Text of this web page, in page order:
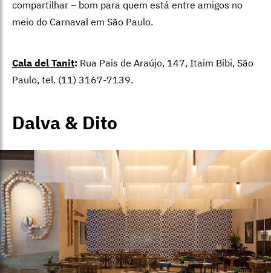
compartilhar – bom para quem está entre amigos no
meio do Carnaval em São Paulo.
Cala del Tanit: Rua Pais de Araújo, 147, Itaim Bibi, São
Paulo, tel. (11) 3167-7139.
Dalva & Dito